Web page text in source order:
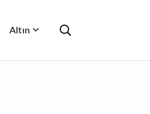
Altın